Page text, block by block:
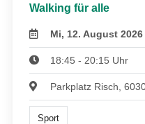
Walking für alle
Mi, 12. August 2026
18:45 - 20:15 Uhr
Parkplatz Risch,
Sport